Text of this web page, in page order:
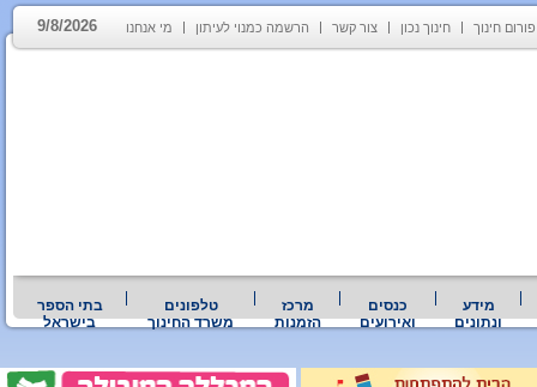
פורום חינוך חינוך נכון צור קשר הרשמה כמנוי לעיתון מי אנחנו 9/8/2026
מידע
ונתונים
כנסים
ואירועים
מרכז
הזמנות
טלפונים
משרד החינוך
בתי הספר
בישראל